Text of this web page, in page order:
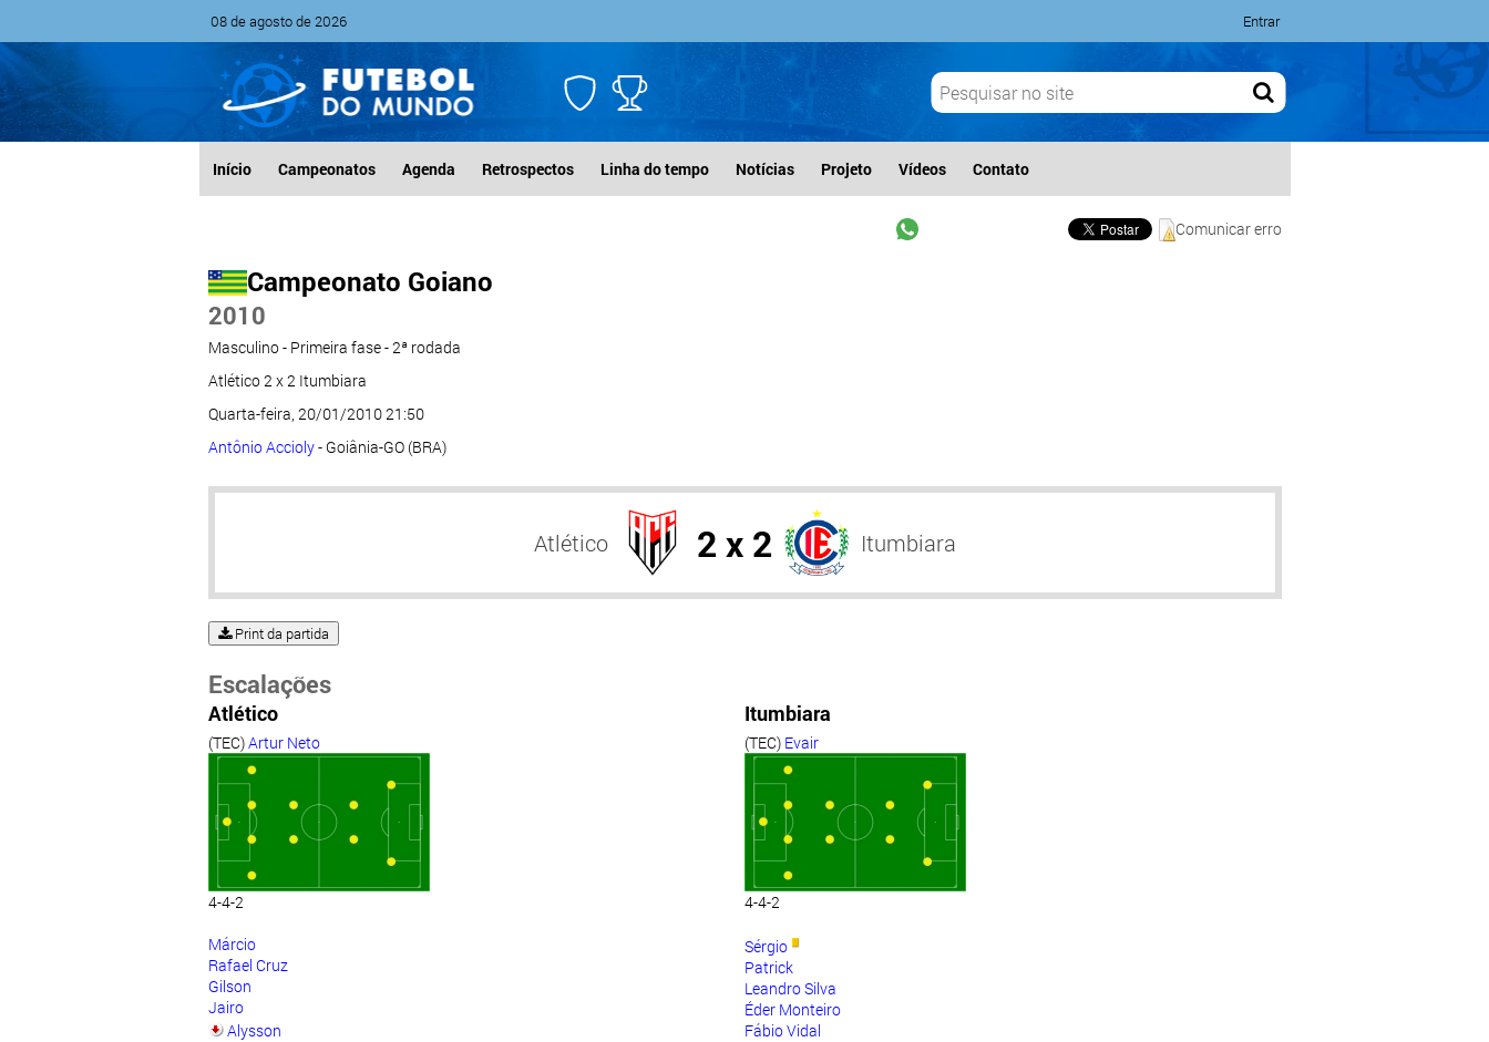
08 de agosto de 2026 Entrar
Início Campeonatos Agenda Retrospectos Linha do tempo Notícias Projeto Vídeos Contato
Comunicar erro
Campeonato Goiano
2010
Masculino - Primeira fase - 2ª rodada
Atlético 2 x 2 Itumbiara
Quarta-feira, 20/01/2010 21:50
Antônio Accioly- Goiânia-GO (BRA)
Atlético 2 x 2 Itumbiara
Print da partida
Escalações
Atlético
(TEC)Artur Neto
4-4-2
Márcio
Rafael Cruz
Gilson
Jairo
Alysson
Itumbiara
(TEC) Evair
4-4-2
Sérgio
Patrick
Leandro Silva
Éder Monteiro
Fábio Vidal